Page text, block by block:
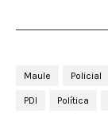
Maule Policial
PDI Política